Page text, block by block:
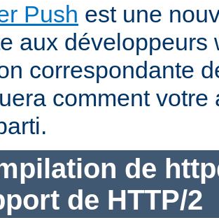
Push est une
aux développeurs
correspondante
comment
de
de HTTP/2